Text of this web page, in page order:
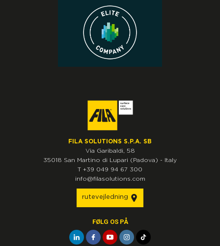
FILA SOLUTIONS S.P.A. SB
Via Garibaldi, 58
35018 San Martino di Lupari (Padova) - Italy
T +39 049 94 67 300
info@filasolutions.com
rutevejledning
FØLG OS PÅ